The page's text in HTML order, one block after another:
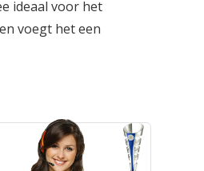
ideaal voor het
voegt het een